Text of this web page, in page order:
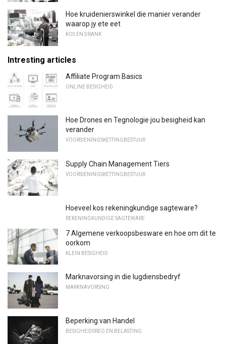
Hoe kruidenierswinkel die manier verander
waarop jy ete eet
KOS EN DRANK
Intresting articles
Affiliate Program Basics
ONLINE BESIGHEID
Hoe Drones en Tegnologie jou besigheid kan
verander
VOORSIENINGSKETTINGBESTUUR
Supply Chain Management Tiers
VOORSIENINGSKETTINGBESTUUR
Hoeveel kos rekeningkundige sagteware?
REKENINGKUNDIGE SAGTEWARE
7 Algemene verkoopsbesware en hoe om dit te
oorkom
KLEIN BESIGHEID
Marknavorsing in die lugdiensbedryf
MARKNAVORSING
Beperking van Handel
BESIGHEIDSREG EN BELASTING